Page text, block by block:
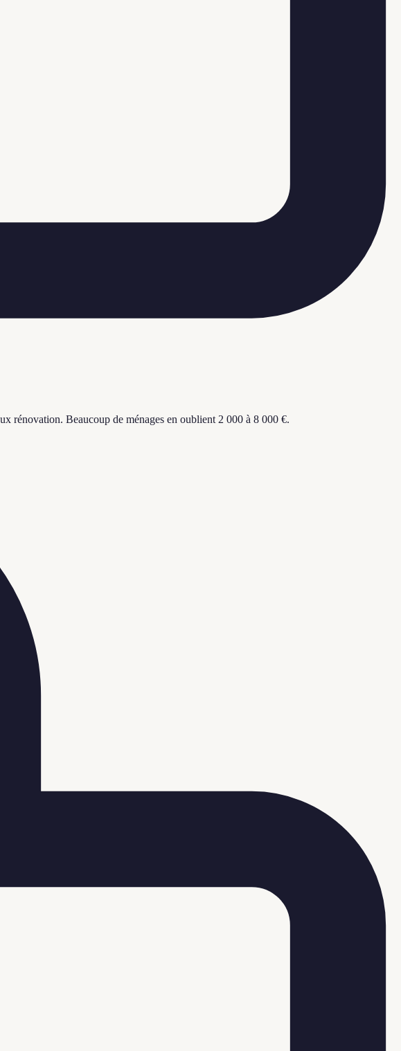
rénovation. Beaucoup de ménages en oublient 2 000 à 8 000 €.